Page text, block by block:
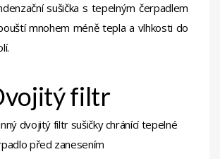
sušička s tepelným čerpadlem
mnohem méně tepla a vlhkosti do
filtr
dvojitý filtr sušičky chránící tepelné
před zanesením